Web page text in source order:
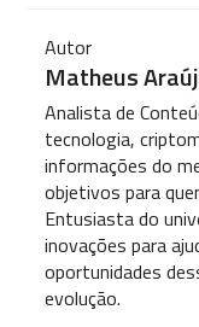
Autor
Matheus
Analista de
tecnologia,
informações do
objetivos para
Entusiasta do
inovações para
oportunidades
evolução.